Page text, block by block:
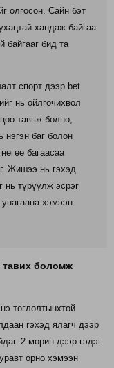
олгосон. Сайн бэт
хандаж байгаа
байгааг бид та
спорт дээр bet
нь ойлгочихвол
тавьж болно,
нэгэн баг болон
багаасаа
Жишээ нь гэхэд
нь түрүүлж эсрэг
хэмээн
тавих боломж
тоглолтынхтой
гэхэд ялагч дээр
2 морин дээр гэдэг
орно хэмээн